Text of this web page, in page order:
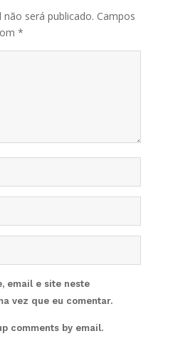
será publicado. Campos
*
email e site neste
vez que eu comentar.
comments by email.